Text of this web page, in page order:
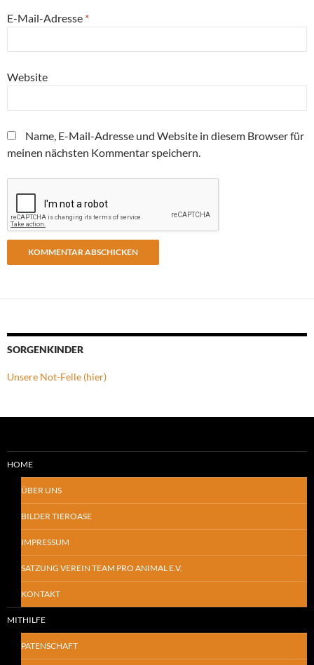
E-Mail-Adresse *
Website
Name, E-Mail-Adresse und Website in diesem Browser für
meinen nächsten Kommentar speichern.
SORGENKINDER
Unsere Not-Felle (hier)
HOME
ÜBER UNS
BILDER TIEROASE
IMPRESSUM
SATZUNG VEREIN TEAM PRO ANIMAL E.V.
KONTAKT
MITHILFE
PATENSCHAFT